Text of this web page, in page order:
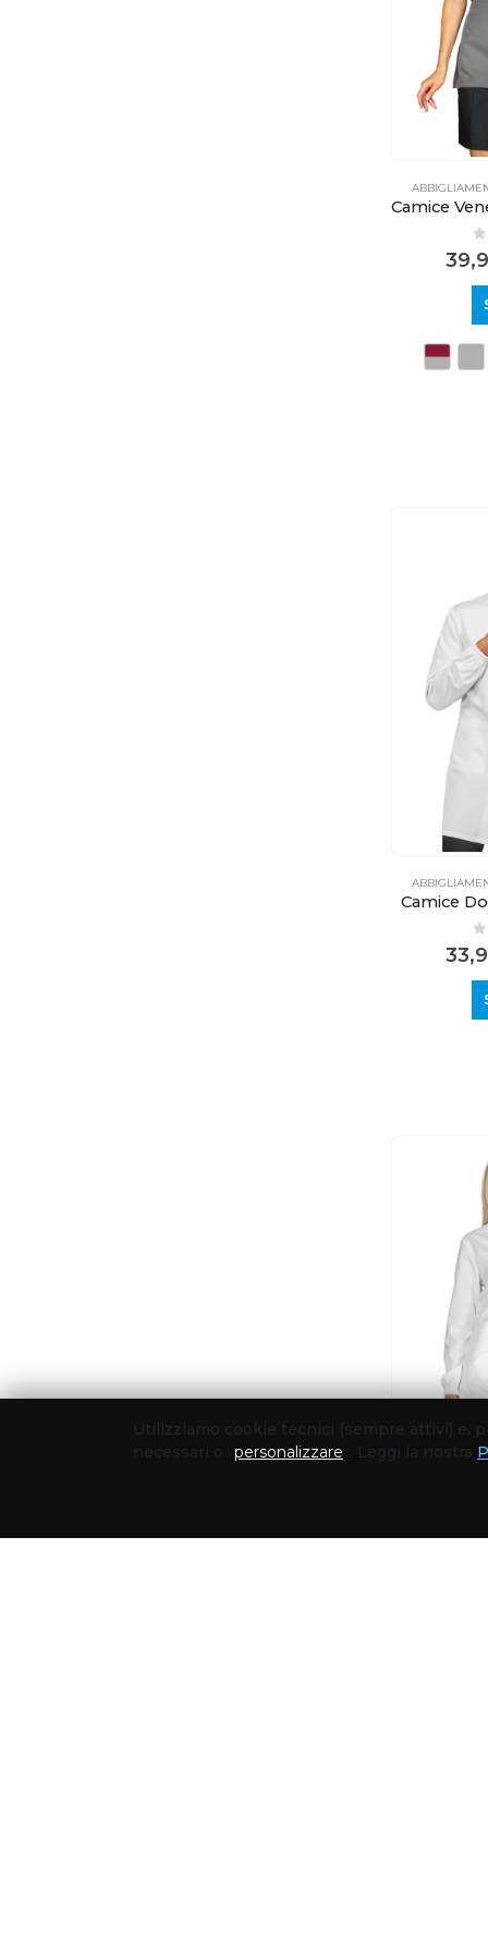
0
Camice
0
Utilizziamo cookie tecnici (sempre attivi) e,
necessari o
personalizzare . Leggi la nostra